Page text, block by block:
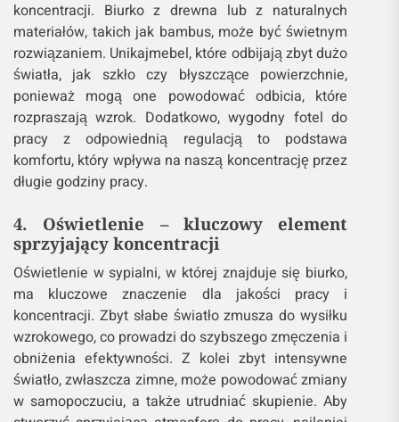
koncentracji. Biurko z drewna lub z naturalnych
materiałów, takich jak bambus, może być świetnym
rozwiązaniem. Unikajmebel, które odbijają zbyt dużo
światła, jak szkło czy błyszczące powierzchnie,
ponieważ mogą one powodować odbicia, które
rozpraszają wzrok. Dodatkowo, wygodny fotel do
pracy z odpowiednią regulacją to podstawa
komfortu, który wpływa na naszą koncentrację przez
długie godziny pracy.
4. Oświetlenie – kluczowy element
sprzyjający koncentracji
Oświetlenie w sypialni, w której znajduje się biurko,
ma kluczowe znaczenie dla jakości pracy i
koncentracji. Zbyt słabe światło zmusza do wysiłku
wzrokowego, co prowadzi do szybszego zmęczenia i
obniżenia efektywności. Z kolei zbyt intensywne
światło, zwłaszcza zimne, może powodować zmiany
w samopoczuciu, a także utrudniać skupienie. Aby